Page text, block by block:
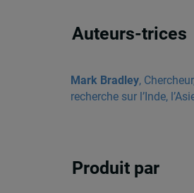
Auteurs-trices
Mark Bradley,
recherche sur l’Inde,
Produit par